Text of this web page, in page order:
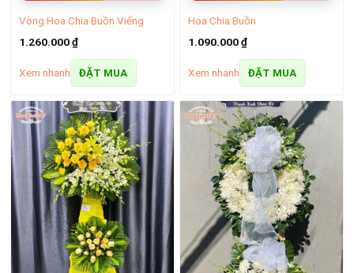
Bó hoa hồng tặng nữ
Hoa dành cho nam giới
Nếu bạn nghĩ là chỉ có nữ giới mới thích hoa tươi thì chắc
chắn bạn đang sai lầm, bởi vì nam giới cũng rất thích hoa
tươi, các loại hoa thích hợp để tặng cho nam giới bao gồm
hoa thiên điểu, hoa hướng dương, hoa cát tường, hoa đồng
tiền…Đây là những loại hoa đại diện cho sự may mắn, ý chí
vươn lên và sự mạnh mẽ sẵn sàng vượt qua khó khăn để gặt
Vòng Hoa Chia Buồn Viếng
1.260.000₫
Xem nhanh ĐẶT MUA
Hoa Chia Buồn
1.090.000₫
Xem nhanh ĐẶT MUA